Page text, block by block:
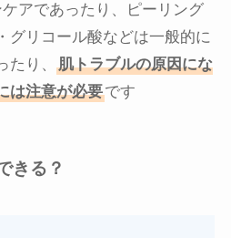
アであったり、ピーリング
グリコール酸などは一般的に
り、
肌トラブルの原因にな
は注意が必要です
きる？